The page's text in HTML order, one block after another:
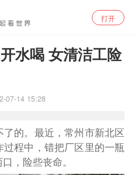
打开
水喝 女清洁工险
07-14 15:28
的。最近，常州市新北区
程中，错把厂区里的一瓶
，险些丧命。